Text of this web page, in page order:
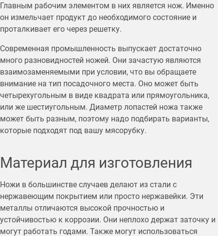
Главным рабочим элементом в них является нож. Именно
он измельчает продукт до необходимого состояние и
проталкивает его через решетку.
Современная промышленность выпускает достаточно
много разновидностей ножей. Они зачастую являются
взаимозаменяемыми при условии, что вы обращаете
внимание на тип посадочного места. Оно может быть
четырехугольным в виде квадрата или прямоугольника,
или же шестиугольным. Диаметр лопастей ножа также
может быть разным, поэтому надо подбирать варианты,
которые подходят под вашу мясорубку.
Материал для изготовления
Ножи в большинстве случаев делают из стали с
нержавеющим покрытием или просто нержавейки. Эти
металлы отличаются высокой прочностью и
устойчивостью к коррозии. Они неплохо держат заточку и
могут работать годами. Также могут использоваться